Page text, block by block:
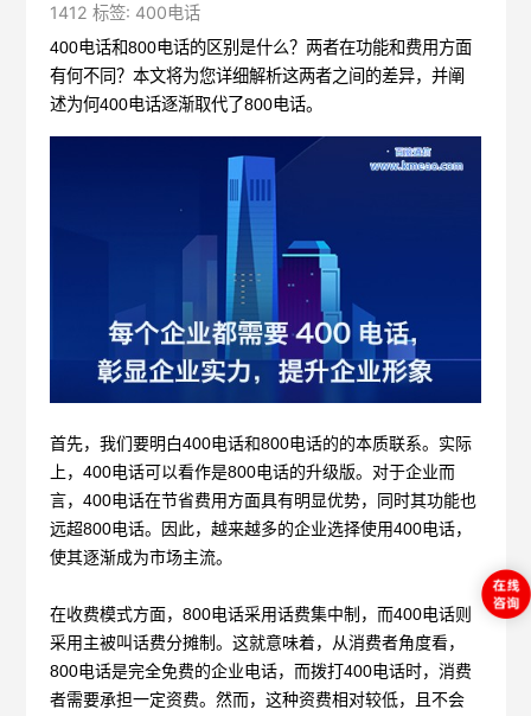
1412 标签: 400电话
400电话和800电话的区别是什么？两者在功能和费用方面
有何不同？本文将为您详细解析这两者之间的差异，并阐
述为何400电话逐渐取代了800电话。
首先，我们要明白400电话和800电话的的本质联系。实际
上，400电话可以看作是800电话的升级版。对于企业而
言，400电话在节省费用方面具有明显优势，同时其功能也
远超800电话。因此，越来越多的企业选择使用400电话，
使其逐渐成为市场主流。
在收费模式方面，800电话采用话费集中制，而400电话则
采用主被叫话费分摊制。这就意味着，从消费者角度看，
800电话是完全免费的企业电话，而拨打400电话时，消费
者需要承担一定资费。然而，这种资费相对较低，且不会